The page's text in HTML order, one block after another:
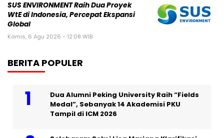
SUS ENVIRONMENT Raih Dua Proyek
WtE di Indonesia, Percepat Ekspansi
Global
Kamis, 6 Agu 2026 - 12:08 WIB
BERITA POPULER
Dua Alumni Peking University Raih “Fields
Medal”, Sebanyak 14 Akademisi PKU
Tampil di ICM 2026